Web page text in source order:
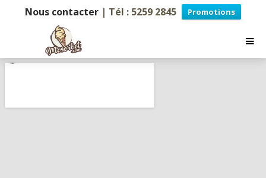
Nous contacter | Tél : 5259 2845 Promotions